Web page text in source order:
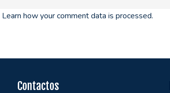
Learn how your comment data is processed.
Contactos